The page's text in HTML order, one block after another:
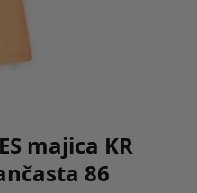
majica KR
86